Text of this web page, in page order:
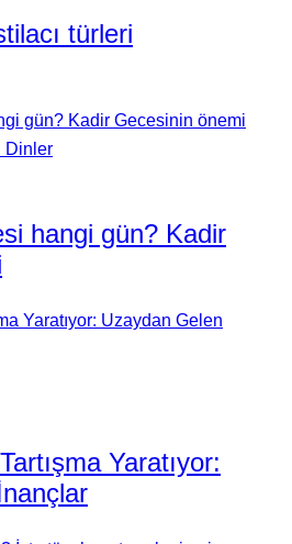
türleri
Dinler
hangi gün? Kadir
Yaratıyor: